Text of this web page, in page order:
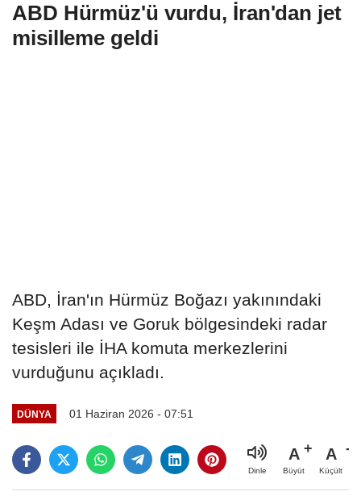
ABD Hürmüz'ü vurdu, İran'dan jet
misilleme geldi
ABD, İran'ın Hürmüz Boğazı yakınındaki
Keşm Adası ve Goruk bölgesindeki radar
tesisleri ile İHA komuta merkezlerini
vurduğunu açıkladı.
DÜNYA 01 Haziran 2026 - 07:51
Dinle
A
Büyüt
A
Küçült